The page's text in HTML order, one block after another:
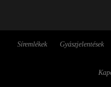
Síremlékek Gyászjelentések